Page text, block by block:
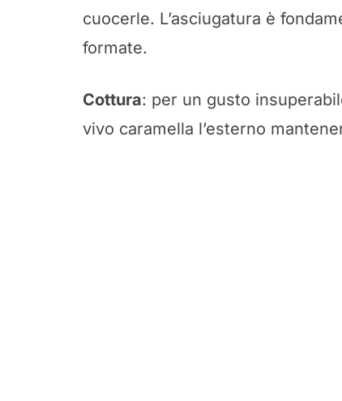
cuocerle. L’asciugatura è
formate.
Cottura: per un gusto
vivo caramella l’esterno